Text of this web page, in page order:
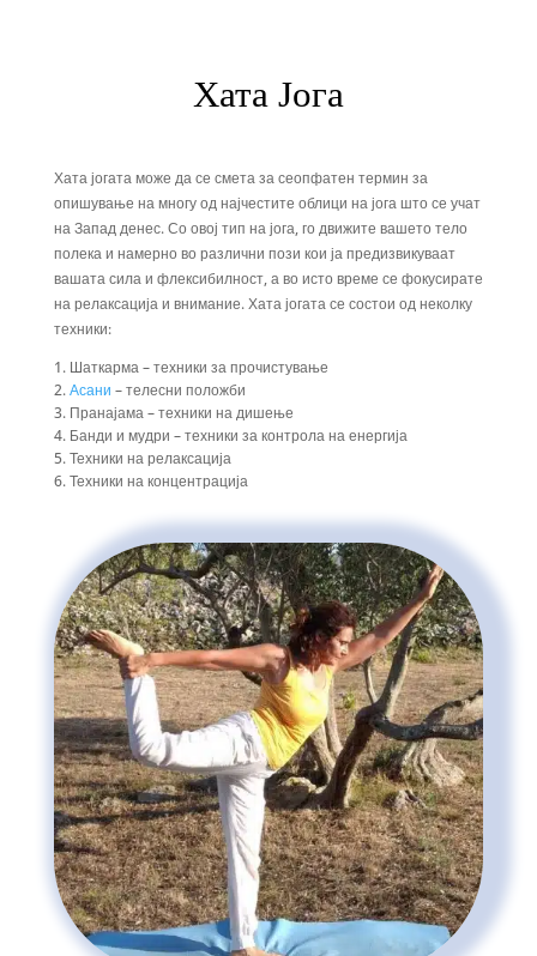
Хата Јога
Хата јогата може да се смета за сеопфатен термин за
опишување на многу од најчестите облици на јога што се учат
на Запад денес. Со овој тип на јога, го движите вашето тело
полека и намерно во различни пози кои ја предизвикуваат
вашата сила и флексибилност, а во исто време се фокусирате
на релаксација и внимание. Хата јогата се состои од неколку
техники:
Шаткарма – техники за прочистување
Асани – телесни положби
Пранајама – техники на дишење
Банди и мудри – техники за контрола на енергија
Техники на релаксација
Техники на концентрација